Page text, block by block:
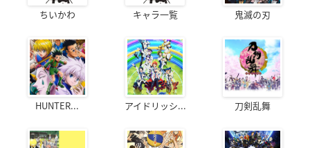
ちいかわ キャラ一覧 鬼滅の刃
HUNTER... アイドリッシ... 刀剣乱舞